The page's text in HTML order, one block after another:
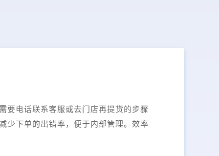
要电话联系客服或去门店再提货的步骤
少下单的出错率，便于内部管理。效率